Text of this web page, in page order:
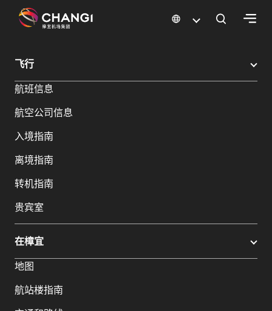
有
宜
网
选
语
言:
樟宜机场 樟宜机场餐饮与购物 樟宜机场购物指南 购物详情
飞行
航班信息
航空公司信息
入境指南
离境指南
转机指南
贵宾室
在樟宜
地图
航站楼指南